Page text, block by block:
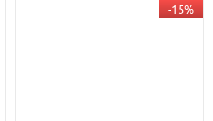
-15%